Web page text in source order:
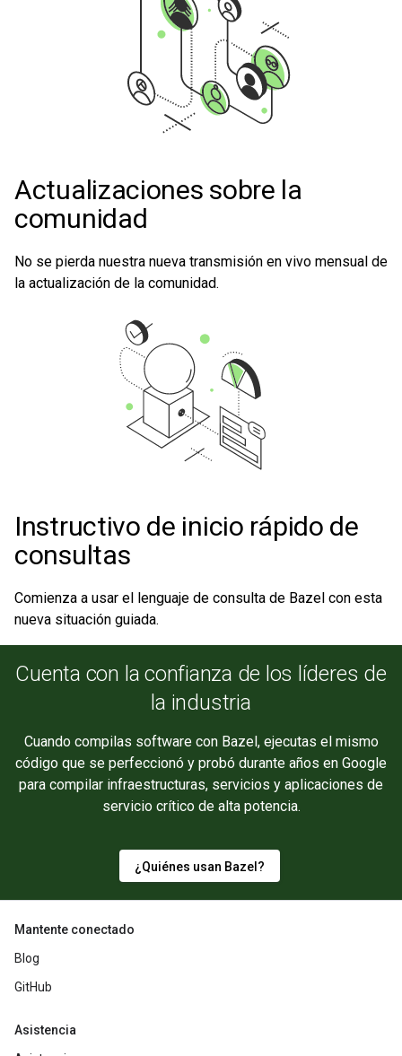
Actualizaciones sobre la
comunidad
No se pierda nuestra nueva transmisión en vivo mensual de
la actualización de la comunidad.
Instructivo de inicio rápido de
consultas
Comienza a usar el lenguaje de consulta de Bazel con esta
nueva situación guiada.
Cuenta con la confianza de los líderes de
la industria
Cuando compilas software con Bazel, ejecutas el mismo
código que se perfeccionó y probó durante años en Google
para compilar infraestructuras, servicios y aplicaciones de
servicio crítico de alta potencia.
¿Quiénes usan Bazel?
Mantente conectado
Blog
GitHub
Asistencia